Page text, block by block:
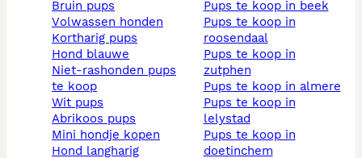
bruin pups
volwassen honden
kortharig pups
hond blauwe
niet-rashonden pups
te koop
wit pups
abrikoos pups
mini hondje kopen
hond langharig
pups te koop in beek
pups te koop in
roosendaal
pups te koop in
zutphen
pups te koop in almere
pups te koop in
lelystad
pups te koop in
doetinchem